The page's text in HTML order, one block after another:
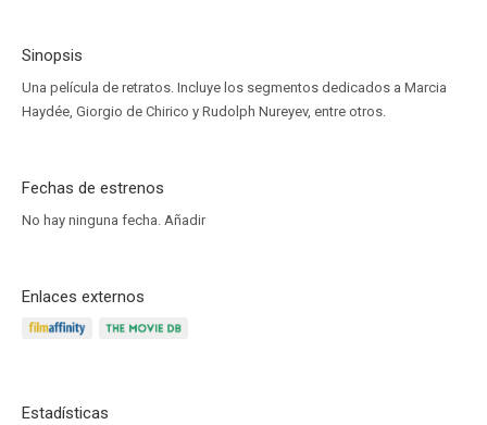
Sinopsis
Una película de retratos. Incluye los segmentos dedicados a Marcia
Haydée, Giorgio de Chirico y Rudolph Nureyev, entre otros.
Fechas de estrenos
No hay ninguna fecha. Añadir
Enlaces externos
Estadísticas